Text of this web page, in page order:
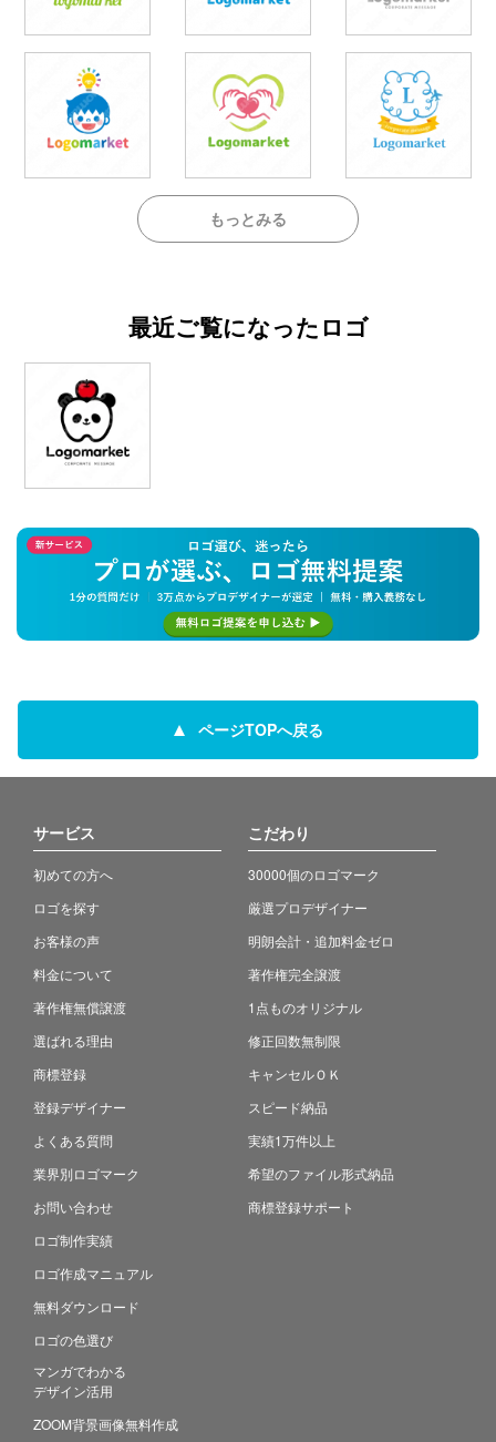
もっとみる
最近ご覧になったロゴ
ページTOPへ戻る
サービス
初めての方へ
ロゴを探す
お客様の声
料金について
著作権無償譲渡
選ばれる理由
商標登録
登録デザイナー
よくある質問
業界別ロゴマーク
お問い合わせ
ロゴ制作実績
ロゴ作成マニュアル
無料ダウンロード
ロゴの色選び
マンガでわかる
デザイン活用
ZOOM背景画像無料作成
こだわり
30000個のロゴマーク
厳選プロデザイナー
明朗会計・追加料金ゼロ
著作権完全譲渡
1点ものオリジナル
修正回数無制限
キャンセルＯＫ
スピード納品
実績1万件以上
希望のファイル形式納品
商標登録サポート